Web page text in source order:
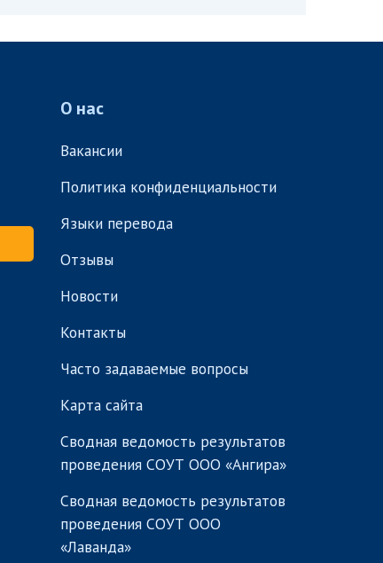
О нас
Вакансии
Политика конфиденциальности
Языки перевода
Отзывы
Новости
Контакты
Часто задаваемые вопросы
Карта сайта
Сводная ведомость результатов
проведения СОУТ ООО «Ангира»
Сводная ведомость результатов
проведения СОУТ ООО
«Лаванда»